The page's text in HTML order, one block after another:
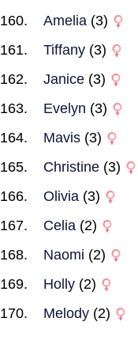
Amelia (3)
Tiffany (3)
Janice (3)
Evelyn (3)
Mavis (3)
Christine (3)
Olivia (3)
Celia (2)
Naomi (2)
Holly (2)
Melody (2)